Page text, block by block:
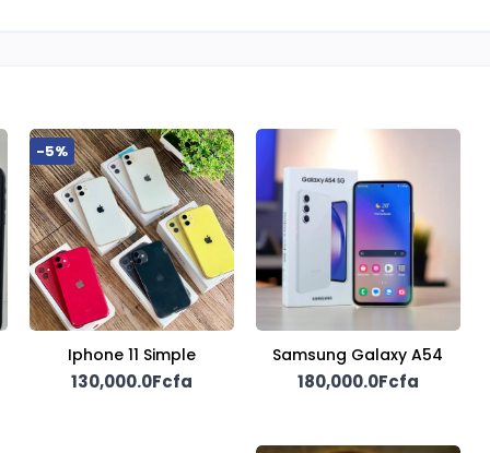
-5%
Iphone 11 Simple
130,000.0Fcfa
Samsung Galaxy A54
180,000.0Fcfa